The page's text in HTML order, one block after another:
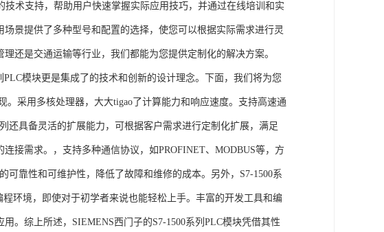
术支持，帮助用户快速掌握实际应用技巧，并通过在线培训和实
景提供了多种型号和配置的选择，使您可以根据实际需求进行灵
还是交通运输等行业，我们都能为您提供定制化的解决方案。
模块更是集成了的技术和创新的设计理念。下面，我们将为您
。采用多核处理器，大大tigao了计算能力和响应速度。支持高速通
还具备灵活的扩展能力，可根据客户需求进行定制化扩展，满足
接需求。，支持多种通信协议，如PROFINET、MODBUS等，方
可靠性和可维护性，降低了故障和维修的成本。另外，S7-1500系
环境，即使对于初学者来说也能轻松上手。丰富的开发工具和编
。综上所述，SIEMENS西门子的S7-1500系列PLC模块凭借其性